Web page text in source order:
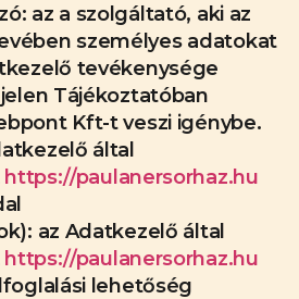
az a szolgáltató, aki az
személyes adatokat
tevékenysége
Tájékoztatóban
Kft-t veszi igénybe.
által
https://paulanersorhaz.hu
az Adatkezelő által
https://paulanersorhaz.hu
lehetőség